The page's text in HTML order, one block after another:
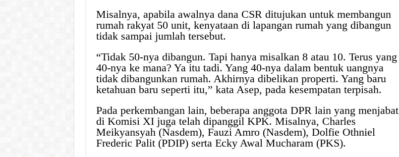
Misalnya, apabila awalnya dana CSR ditujukan untuk membangun
rumah rakyat 50 unit, kenyataan di lapangan rumah yang dibangun
tidak sampai jumlah tersebut.
“Tidak 50-nya dibangun. Tapi hanya misalkan 8 atau 10. Terus yang
40-nya ke mana? Ya itu tadi. Yang 40-nya dalam bentuk uangnya
tidak dibangunkan rumah. Akhirnya dibelikan properti. Yang baru
ketahuan baru seperti itu,” kata Asep, pada kesempatan terpisah.
Pada perkembangan lain, beberapa anggota DPR lain yang menjabat
di Komisi XI juga telah dipanggil KPK. Misalnya, Charles
Meikyansyah (Nasdem), Fauzi Amro (Nasdem), Dolfie Othniel
Frederic Palit (PDIP) serta Ecky Awal Mucharam (PKS).